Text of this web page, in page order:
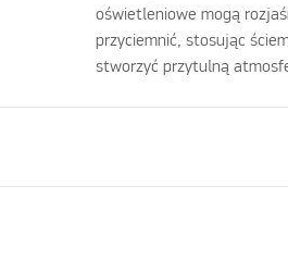
oświetleniowe mogą
przyciemnić, stosując
stworzyć przytulną